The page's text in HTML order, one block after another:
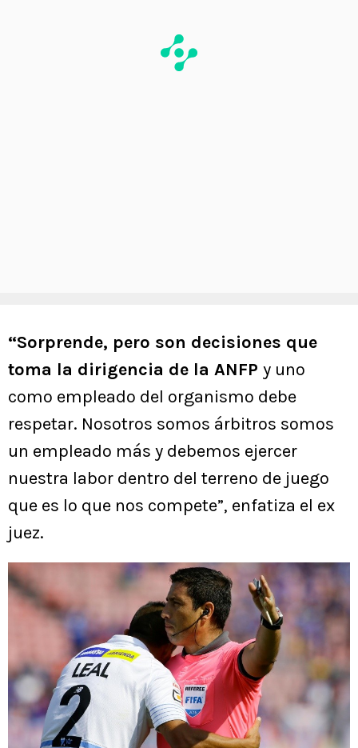
“Sorprende, pero son decisiones que
toma la dirigencia de la ANFP y uno
como empleado del organismo debe
respetar. Nosotros somos árbitros somos
un empleado más y debemos ejercer
nuestra labor dentro del terreno de juego
que es lo que nos compete”, enfatiza el ex
juez.